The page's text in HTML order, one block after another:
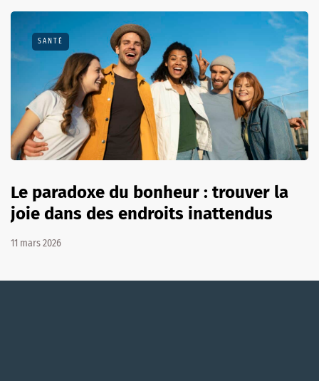
SANTÉ
Le paradoxe du bonheur : trouver la
joie dans des endroits inattendus
11 mars 2026